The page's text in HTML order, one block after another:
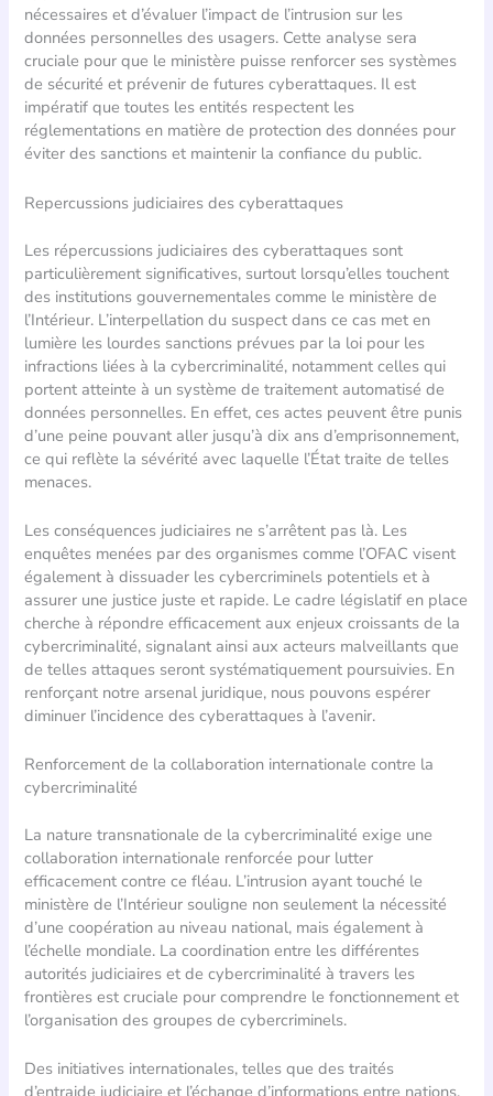
nécessaires et d’évaluer l’impact de l’intrusion sur les
données personnelles des usagers. Cette analyse sera
cruciale pour que le ministère puisse renforcer ses systèmes
de sécurité et prévenir de futures cyberattaques. Il est
impératif que toutes les entités respectent les
réglementations en matière de protection des données pour
éviter des sanctions et maintenir la confiance du public.
Repercussions judiciaires des cyberattaques
Les répercussions judiciaires des cyberattaques sont
particulièrement significatives, surtout lorsqu’elles touchent
des institutions gouvernementales comme le ministère de
l’Intérieur. L’interpellation du suspect dans ce cas met en
lumière les lourdes sanctions prévues par la loi pour les
infractions liées à la cybercriminalité, notamment celles qui
portent atteinte à un système de traitement automatisé de
données personnelles. En effet, ces actes peuvent être punis
d’une peine pouvant aller jusqu’à dix ans d’emprisonnement,
ce qui reflète la sévérité avec laquelle l’État traite de telles
menaces.
Les conséquences judiciaires ne s’arrêtent pas là. Les
enquêtes menées par des organismes comme l’OFAC visent
également à dissuader les cybercriminels potentiels et à
assurer une justice juste et rapide. Le cadre législatif en place
cherche à répondre efficacement aux enjeux croissants de la
cybercriminalité, signalant ainsi aux acteurs malveillants que
de telles attaques seront systématiquement poursuivies. En
renforçant notre arsenal juridique, nous pouvons espérer
diminuer l’incidence des cyberattaques à l’avenir.
Renforcement de la collaboration internationale contre la
cybercriminalité
La nature transnationale de la cybercriminalité exige une
collaboration internationale renforcée pour lutter
efficacement contre ce fléau. L’intrusion ayant touché le
ministère de l’Intérieur souligne non seulement la nécessité
d’une coopération au niveau national, mais également à
l’échelle mondiale. La coordination entre les différentes
autorités judiciaires et de cybercriminalité à travers les
frontières est cruciale pour comprendre le fonctionnement et
l’organisation des groupes de cybercriminels.
Des initiatives internationales, telles que des traités